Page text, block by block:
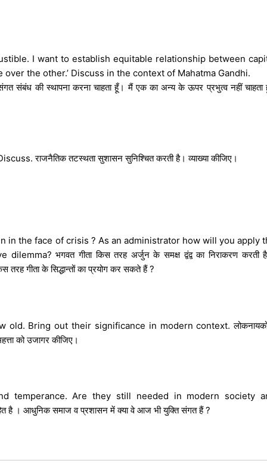
I want to establish equitable relationship between
the other.’ Discuss in the context of Mahatma Gandhi.
संबंध की स्थापना करना चाहता हूँ। मैं एक का अन्य के ऊपर प्रभुत्व नहीं चाहता
राजनैतिक तटस्थता सुशासन सुनिश्चित करती है। व्याख्या कीजिए।
in the face of crisis ? As an administrator how will you apply
भगवत गीता किस तरह अर्जुन के समक्ष द्वंद्व का निराकरण करती
गीता के सिद्धान्तों का प्रयोग कर सकते हैं ?
Bring out their significance in modern context.
को उजागर कीजिए।
temperance. Are they still needed in modern society
है । आधुनिक समाज व प्रशासन में क्या वे आज भी युक्ति संगत हैं ?